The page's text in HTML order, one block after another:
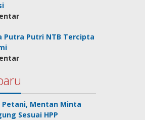
Putra Putri NTB Tercipta
Petani, Mentan Minta
Sesuai HPP